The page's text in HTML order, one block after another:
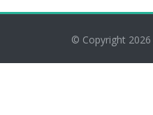
© Copyright 2026